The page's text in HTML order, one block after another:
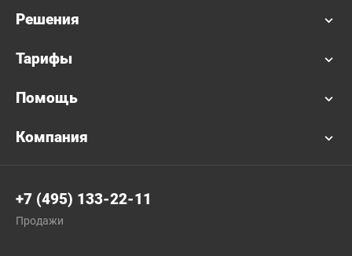
Решения
Тарифы
Помощь
Компания
+7 (495) 133-22-11
Продажи